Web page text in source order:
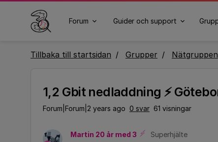
Forum Guider och support
Tillbaka till startsidan Grupper Nätgruppen
1,2 Gbit nedladdning ⚡️
Forum|Forum|2 years ago 0 svar 61 visningar
Martin 20 år med 3 Superhjälte